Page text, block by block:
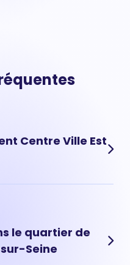
Centre Ville Est
taille, son étage ou son
rapidement une
le quartier de
Seine